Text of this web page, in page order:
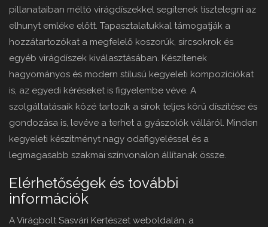
pillanataiban méltó virágdíszekkel segítenek tisztelegni az
elhunyt emléke előtt. Tapasztalatukkal támogatják a
hozzátartozókat a megfelelő koszorúk, sírcsokrok és
egyéb virágdíszek kiválasztásában. Készítenek
hagyományos és modern stílusú kegyeleti kompozíciókat
is, az egyedi kéréseket is figyelembe véve. A
szolgáltatásaik közé tartozik a sírok teljes körű díszítése és
gondozása is, levéve a terhet a gyászolók válláról. Minden
kegyeleti készítményt nagy odafigyeléssel és a
legmagasabb szakmai színvonalon állítanak össze.
Elérhetőségek és további
információk
A Virágbolt Sasvári Kertészet weboldalán, a